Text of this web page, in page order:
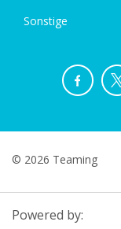
Sonstige
© 2026 Teaming
Powered by: